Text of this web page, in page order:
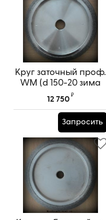
Круг заточный проф.
WM (d 150-20 зима
9/29 ВЕСТРОН)
12 750
₽
Запросить